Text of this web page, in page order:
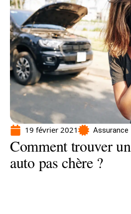
19 février 2021 Assurance
Comment trouver
auto pas chère ?